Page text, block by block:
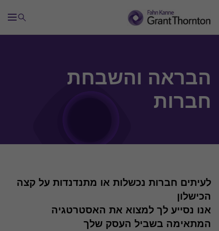
שירותי ייעוץ כלכלי ועסקי
בדיקת נאותות פיננסית
תמריצים וחדשנות
הבראה והשבחת
חברות
לעיתים חברות נכשלות או מתנדנדות על קצה
הכישלון
אנו נסייע לך למצוא את האסטרטגיה
המתאימה בשביל העסק שלך